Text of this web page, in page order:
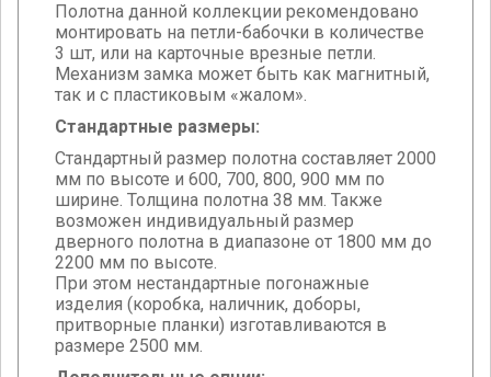
Полотна данной коллекции рекомендовано
монтировать на петли-бабочки в количестве
3 шт, или на карточные врезные петли.
Механизм замка может быть как магнитный,
так и с пластиковым «жалом».
Стандартные размеры:
Стандартный размер полотна составляет 2000
мм по высоте и 600, 700, 800, 900 мм по
ширине. Толщина полотна 38 мм. Также
возможен индивидуальный размер
дверного полотна в диапазоне от 1800 мм до
2200 мм по высоте.
При этом нестандартные погонажные
изделия (коробка, наличник, доборы,
притворные планки) изготавливаются в
размере 2500 мм.